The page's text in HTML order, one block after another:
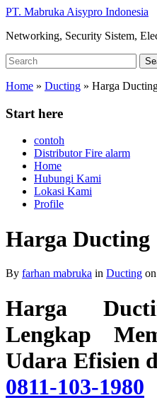
Skip
main
PT. Mabruka Aisypro Indonesia
Networking, Security Sistem,
Search
for:
Home » Ducting » Harga
Start here
contoh
Distributor Fire alarm
Home
Hubungi Kami
Lokasi Kami
Profile
Harga Ducting
By farhan mabruka in Ducting on
Harga
Lengkap
Udara Efisien
0811-103-1980